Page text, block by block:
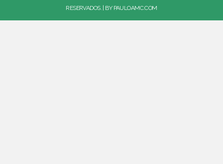
RESERVADOS. | BY PAULOAMC.COM